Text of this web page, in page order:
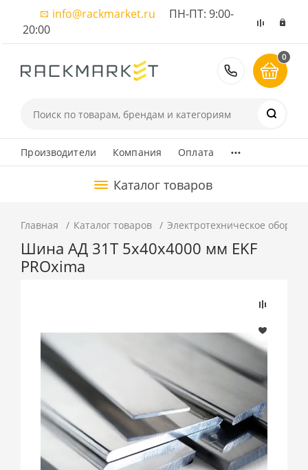
info@rackmarket.ru ПН-ПТ: 9:00-
20:00
8 (495)
0
Производители Компания Оплата ...
Каталог товаров
Главная Каталог товаров Электротехническое
Шина АД 31Т 5х40х4000 мм EKF
PROxima